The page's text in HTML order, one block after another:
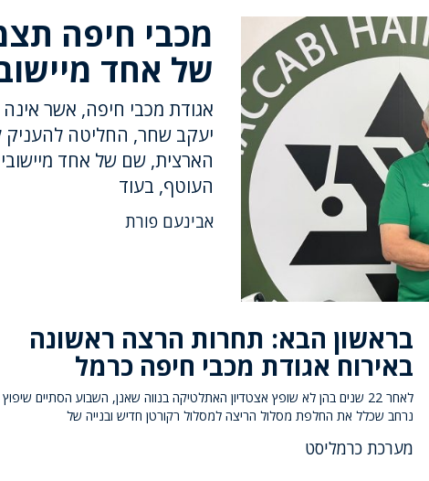
מכבי חיפה
של אחד
אגודת מכבי חיפה, אשר
יעקב שחר, החליטה להעניק
הארצית, שם של אחד
העוטף, בעוד
אבינעם פורת
בראשון הבא: תחרות הרצה ראשונה
באירוח אגודת מכבי חיפה כרמל
לאחר 22 שנים בהן לא שופץ אצטדיון האתלטיקה בנווה שאנן, השבוע הסתיים שיפוץ
נרחב שכלל את החלפת מסלול הריצה למסלול רקורטן חדיש ובנייה של
מערכת כרמליסט